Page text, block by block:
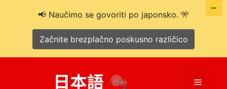
Meni
📢 Naučimo se govoriti po japonsko. 🎌
Začnite brezplačno poskusno različico